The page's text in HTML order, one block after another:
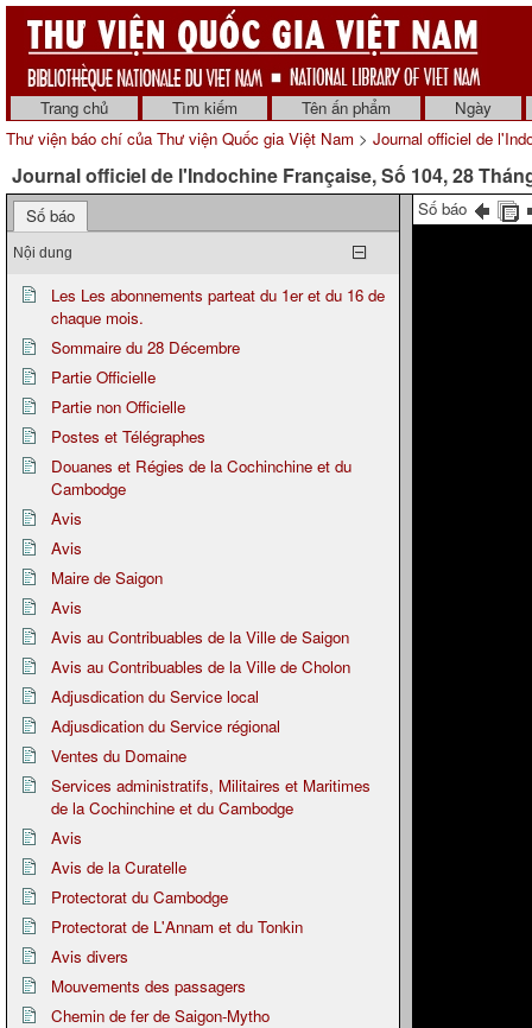
Trang chủ Tìm kiếm Tên ấn phẩm
Ngày
Thư viện báo chí của Thư viện Quốc gia Việt Nam > Journal officiel de
Journal officiel de l'Indochine Française, Số 104, 28
Số báo
Nội dung
Les Les abonnements parteat du 1er et du 16 de
chaque mois.
Sommaire du 28 Décembre
Partie Officielle
Partie non Officielle
Postes et Télégraphes
Douanes et Régies de la Cochinchine et du
Cambodge
Avis
Avis
Maire de Saigon
Avis
Avis au Contribuables de la Ville de Saigon
Avis au Contribuables de la Ville de Cholon
Adjusdication du Service local
Adjusdication du Service régional
Ventes du Domaine
Services administratifs, Militaires et Maritimes
de la Cochinchine et du Cambodge
Avis
Avis de la Curatelle
Protectorat du Cambodge
Protectorat de L'Annam et du Tonkin
Avis divers
Mouvements des passagers
Chemin de fer de Saigon-Mytho
Số báo